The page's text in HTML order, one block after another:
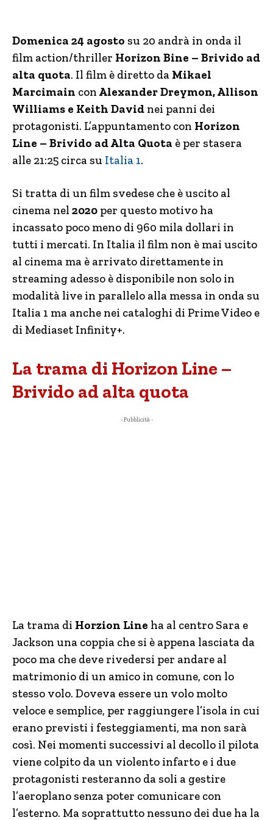
Domenica 24 agosto su 20 andrà in onda il
film action/thriller Horizon Bine – Brivido ad
alta quota. Il film è diretto da Mikael
Marcimain con Alexander Dreymon, Allison
Williams e Keith David nei panni dei
protagonisti. L’appuntamento con Horizon
Line – Brivido ad Alta Quota è per stasera
alle 21:25 circa su Italia 1.
Si tratta di un film svedese che è uscito al
cinema nel 2020 per questo motivo ha
incassato poco meno di 960 mila dollari in
tutti i mercati. In Italia il film non è mai uscito
al cinema ma è arrivato direttamente in
streaming adesso è disponibile non solo in
modalità live in parallelo alla messa in onda su
Italia 1 ma anche nei cataloghi di Prime Video e
di Mediaset Infinity+.
La trama di Horizon Line –
Brivido ad alta quota
- Pubblicità -
La trama di Horzion Line ha al centro Sara e
Jackson una coppia che si è appena lasciata da
poco ma che deve rivedersi per andare al
matrimonio di un amico in comune, con lo
stesso volo. Doveva essere un volo molto
veloce e semplice, per raggiungere l’isola in cui
erano previsti i festeggiamenti, ma non sarà
così. Nei momenti successivi al decollo il pilota
viene colpito da un violento infarto e i due
protagonisti resteranno da soli a gestire
l’aeroplano senza poter comunicare con
l’esterno. Ma soprattutto nessuno dei due ha la